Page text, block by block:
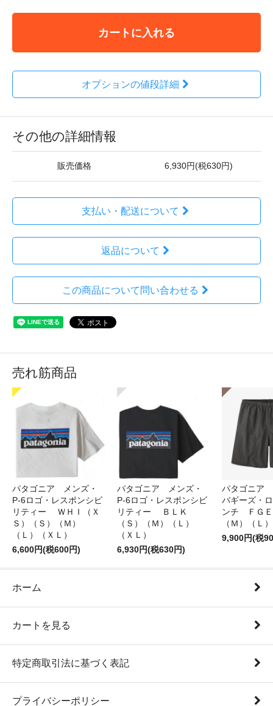
カートに入れる
オプションの値段詳細
その他の詳細情報
販売価格 6,930円(税630円)
支払い・配送について
返品について
この商品について問い合わせる
売れ筋商品
パタゴニア メンズ・
P-6ロゴ・レスポンシビ
リティー ＷＨＩ（Ｘ
Ｓ）（Ｓ）（Ｍ）
（Ｌ）（ＸＬ）
6,600円(税600円)
パタゴニア メンズ・
P-6ロゴ・レスポンシビ
リティー ＢＬＫ
（Ｓ）（Ｍ）（Ｌ）
（ＸＬ）
6,930円(税630円)
パタゴニア
バギーズ・
ンチ ＦＧ
（Ｍ）（Ｌ
9,900円(税
ホーム
カートを見る
特定商取引法に基づく表記
プライバシーポリシー